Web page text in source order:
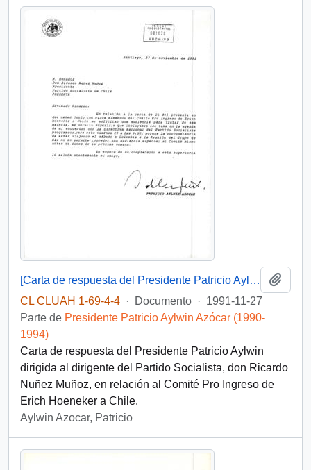
[Carta de respuesta del Presidente Patricio Aylwin al Partido Socialista]
CL CLUAH 1-69-4-4 · Documento · 1991-11-27
Parte de Presidente Patricio Aylwin Azócar (1990-
1994)
Carta de respuesta del Presidente Patricio Aylwin
dirigida al dirigente del Partido Socialista, don Ricardo
Nuñez Muñoz, en relación al Comité Pro Ingreso de
Erich Hoeneker a Chile.
Aylwin Azocar, Patricio